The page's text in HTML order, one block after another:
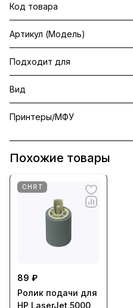
Код товара
Артикул (Модель)
Подходит для
Вид
Принтеры/МФУ
Похожие товары
СНЯТ
89 ₽
Ролик подачи для
HP LaserJet 5000